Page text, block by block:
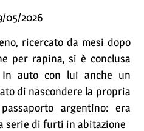
05/2026
ricercato da mesi dopo
per rapina, si è conclusa
auto con lui anche un
di nascondere la propria
argentino: era
serie di furti in abitazione